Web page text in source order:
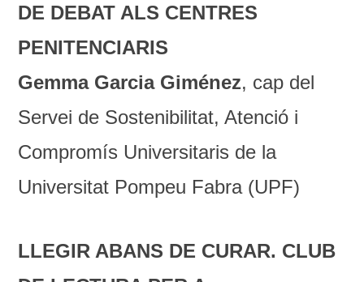
DE DEBAT ALS CENTRES
PENITENCIARIS
Gemma Garcia Giménez, cap del
Servei de Sostenibilitat, Atenció i
Compromís Universitaris de la
Universitat Pompeu Fabra (UPF)
LLEGIR ABANS DE CURAR. CLUB